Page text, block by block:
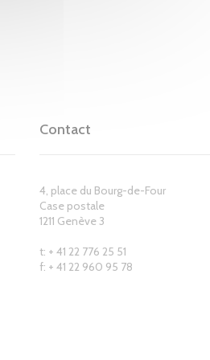
Contact
4, place du Bourg-de-Four
Case postale
1211 Genève 3
t: + 41 22 776 25 51
f: + 41 22 960 95 78